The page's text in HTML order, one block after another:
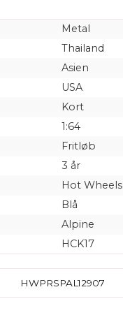
Metal
Thailand
Asien
USA
Kort
1:64
Fritløb
3 år
Hot Wheels
Blå
Alpine
HCK17
HWPRSPAL12907